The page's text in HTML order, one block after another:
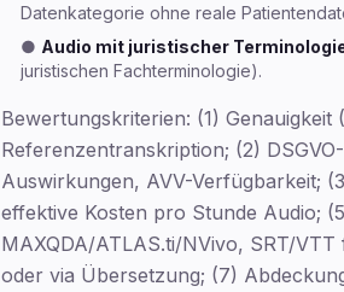
Datenkategorie ohne reale
● Audio mit juristischer
juristischen Fachterminologie).
Bewertungskriterien: (1)
Referenzentranskription; (2)
Auswirkungen, AVV-Verfügbarkeit;
effektive Kosten pro Stunde Audio;
MAXQDA/ATLAS.ti/NVivo, SRT/
oder via Übersetzung; (7)